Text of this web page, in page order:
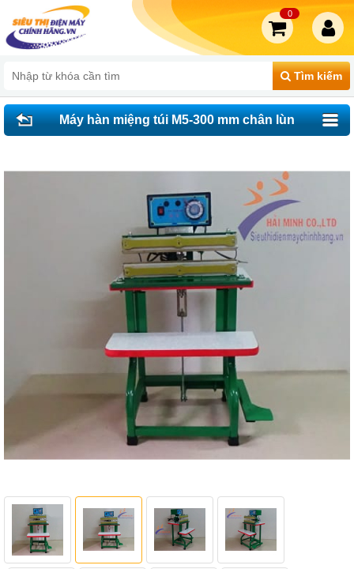
Tìm kiếm
0
Máy hàn miệng túi M5-300 mm chân lùn